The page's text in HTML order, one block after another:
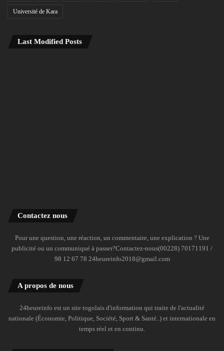
Université de Kara
Last Modified Posts
Contactez nous
Pour une question, une réaction, un commentaire, une explication ? Une
publicité ou un communiqué à passer?Contactez-nous(00228) 70171191 /
98 12 67 78 24heureinfo2018@gmail.com
A propos de nous
24heureinfo est un site togolais d'information qui traite de l'actualité
nationale (Économie, Politique, Société, Sport & Santé..) et internationale en
temps réel et en continu.